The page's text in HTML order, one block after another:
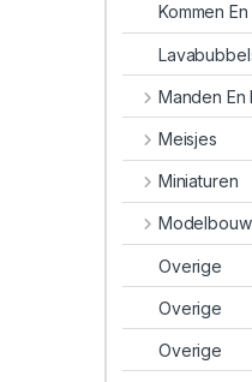
Kommen
Manden En
Meisjes
Miniaturen
Modelbouw
Overige
Overige
Overige